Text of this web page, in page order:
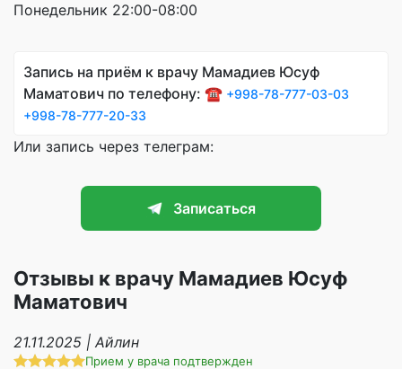
Понедельник 22:00-08:00
Запись на приём к врачу Мамадиев Юсуф
Маматович по телефону: ☎️ +998-78-777-03-03
+998-78-777-20-33
Или запись через телеграм:
Записаться
Отзывы к врачу Мамадиев Юсуф
Маматович
21.11.2025 | Айлин
Прием у врача подтвержден